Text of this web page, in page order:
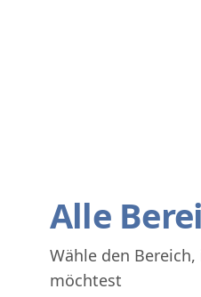
Alle
Wähle den
möchtest
Bad